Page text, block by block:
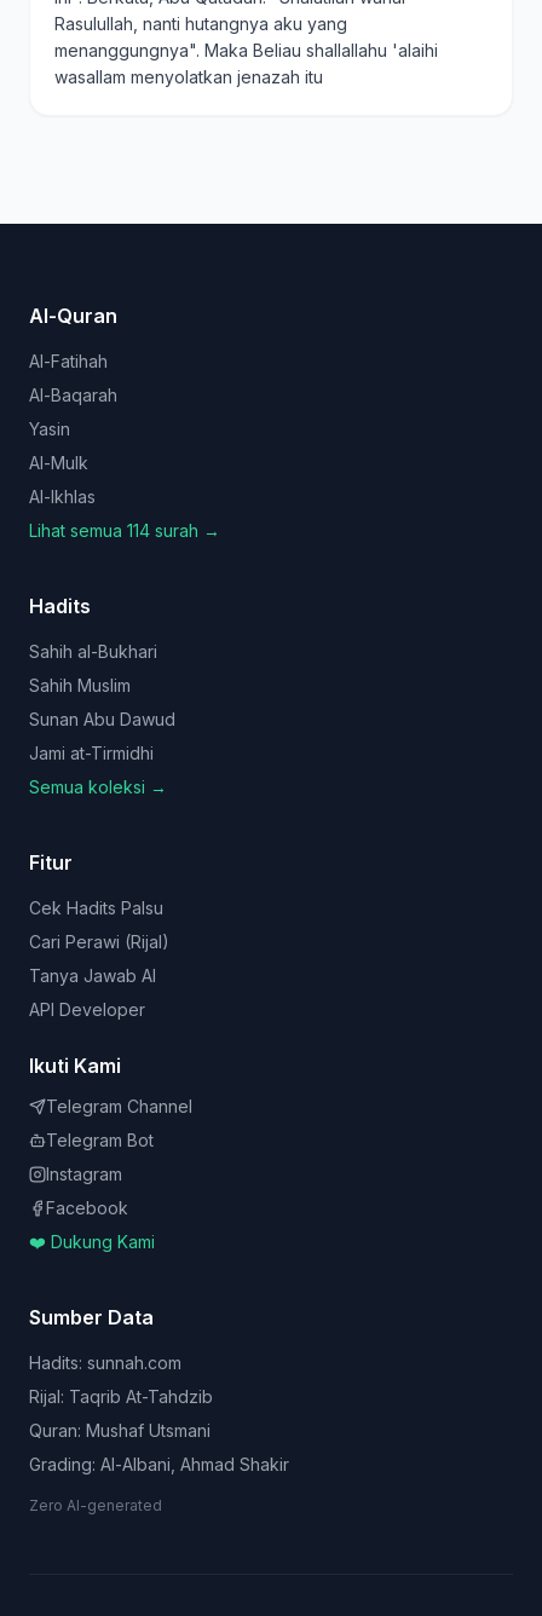
Rasulullah, nanti hutangnya aku yang
menanggungnya". Maka Beliau shallallahu 'alaihi
wasallam menyolatkan jenazah itu
Al-Quran
Al-Fatihah
Al-Baqarah
Yasin
Al-Mulk
Al-Ikhlas
Lihat semua 114 surah →
Hadits
Sahih al-Bukhari
Sahih Muslim
Sunan Abu Dawud
Jami at-Tirmidhi
Semua koleksi →
Fitur
Cek Hadits Palsu
Cari Perawi (Rijal)
Tanya Jawab AI
API Developer
Ikuti Kami
Telegram Channel
Telegram Bot
Instagram
Facebook
❤️ Dukung Kami
Sumber Data
Hadits: sunnah.com
Rijal: Taqrib At-Tahdzib
Quran: Mushaf Utsmani
Grading: Al-Albani, Ahmad Shakir
Zero AI-generated